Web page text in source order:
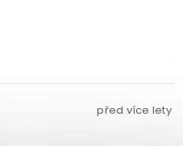
před více lety